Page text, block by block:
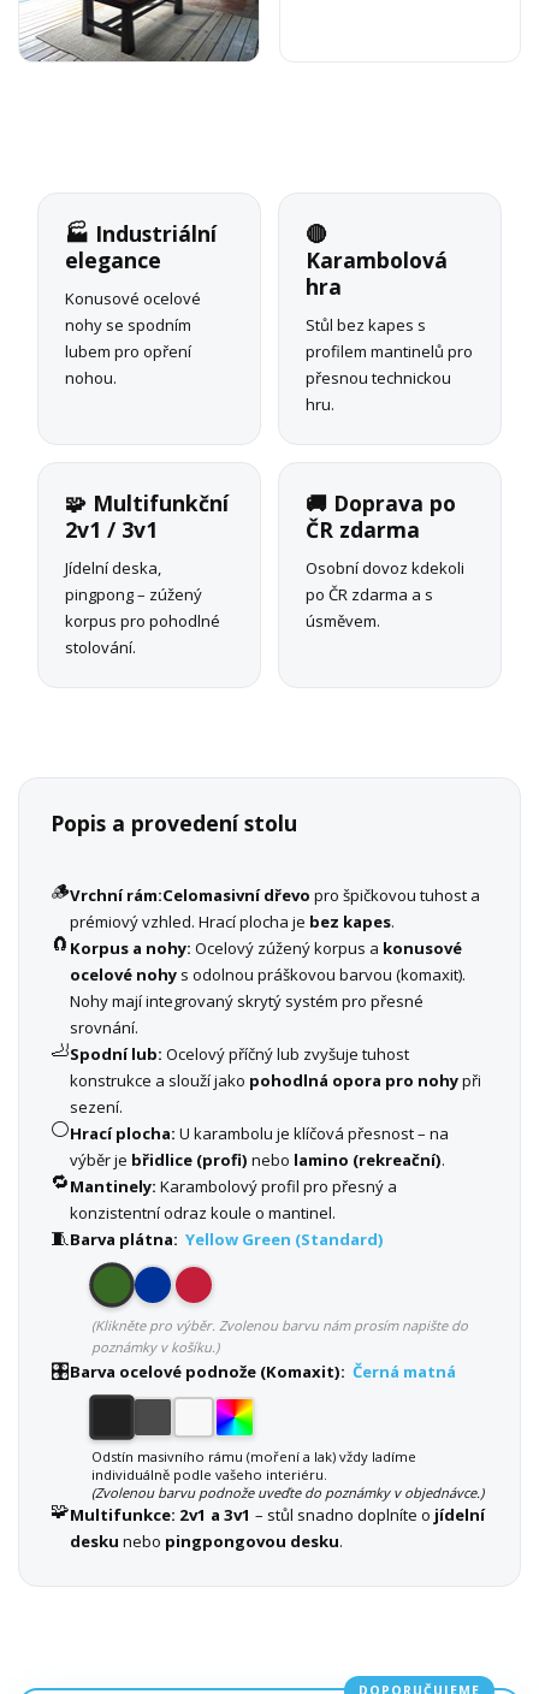
🏭 Industriální
elegance
Konusové ocelové
nohy se spodním
lubem pro opření
nohou.
🔴
Karambolová
hra
Stůl bez kapes s
profilem mantinelů pro
přesnou technickou
hru.
🧩 Multifunkční
2v1 / 3v1
Jídelní deska,
pingpong – zúžený
korpus pro pohodlné
stolování.
🚚 Doprava po
ČR zdarma
Osobní dovoz kdekoli
po ČR zdarma a s
úsměvem.
Popis a provedení stolu
🪵Vrchní rám:Celomasivní dřevo pro špičkovou tuhost a
prémiový vzhled. Hrací plocha je bez kapes.
🧲 Korpus a nohy: Ocelový zúžený korpus a konusové
ocelové nohy s odolnou práškovou barvou (komaxit).
Nohy mají integrovaný skrytý systém pro přesné
srovnání.
🦶Spodní lub: Ocelový příčný lub zvyšuje tuhost
konstrukce a slouží jako pohodlná opora pro nohypři
sezení.
⚪Hrací plocha: U karambolu je klíčová přesnost – na
výběr je břidlice (profi) nebo lamino (rekreační).
🔁Mantinely: Karambolový profil pro přesný a
konzistentní odraz koule o mantinel.
🧵Barva plátna: Yellow Green (Standard)
(Klikněte pro výběr. Zvolenou barvu nám prosím napište do
poznámky v košíku.)
🎛️Barva ocelové podnože (Komaxit): Černá matná
Odstín masivního rámu (moření a lak) vždy ladíme
individuálně podle vašeho interiéru.
(Zvolenou barvu podnože uveďte do poznámky v objednávce.)
🧩Multifunkce: 2v1 a 3v1 – stůl snadno doplníte o jídelní
desku nebo pingpongovou desku.
DOPORUČUJEME